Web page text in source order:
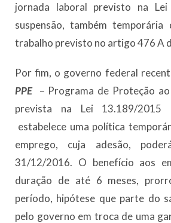
jornada laboral previsto na
suspensão, também
trabalho previsto no artigo 476 A
Por fim, o governo federal
PPE– Programa de Proteção ao
prevista na Lei 13.189/2015
estabelece uma política
emprego, cuja adesão,
31/12/2016. O benefício aos
duração de até 6 meses,
período, hipótese que parte do
pelo governo em troca de uma